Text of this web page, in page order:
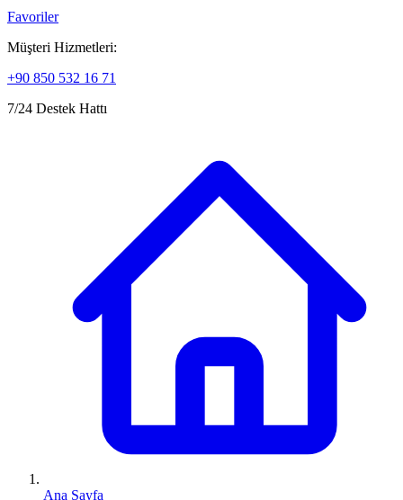
Favoriler
Müşteri Hizmetleri:
+90 850 532 16 71
7/24 Destek Hattı
Ana Sayfa